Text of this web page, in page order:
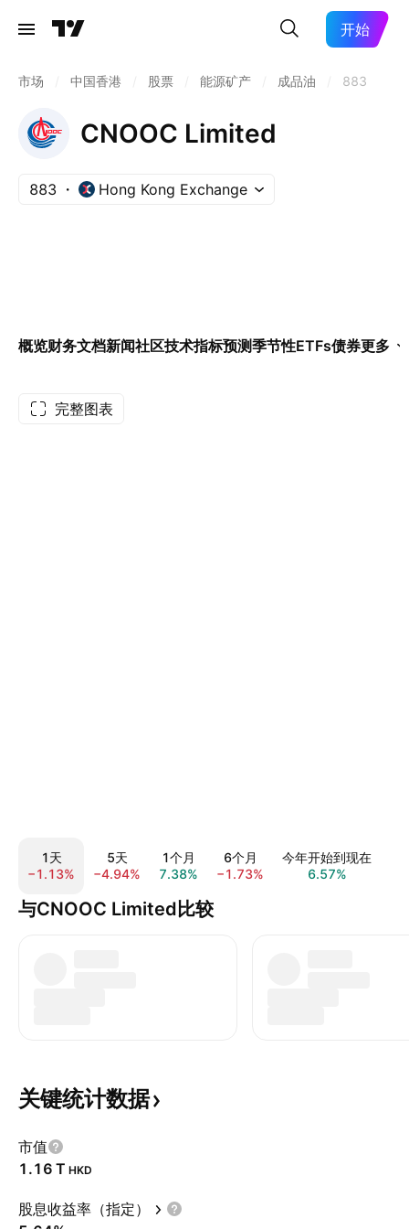
开始
市场 中国香港 股票 能源矿产 成品油 883
CNOOC Limited
883 Hong Kong Exchange
概览财务文档新闻社区技术指标预测季节性ETFs债券更多
完整图表
1天
−1.13%
5天
−4.94%
1个月
7.38%
6个月
−1.73%
今年开始到现在
6.57%
与CNOOC Limited比较
关键统计数据
市值
‪1.16 T‬ HKD
股息收益率（指定）